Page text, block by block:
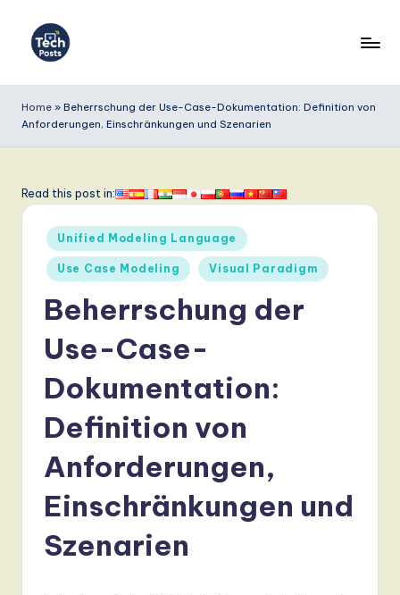
e
c
P
G
m
Home » Beherrschung der Use-Case-Dokumentation: Definition von
Anforderungen, Einschränkungen und Szenarien
Read this post in:
Posted
in
Unified Modeling Language
Use Case Modeling Visual Paradigm
Beherrschung der
Use-Case-
Dokumentation:
Definition von
Anforderungen,
Einschränkungen und
Szenarien